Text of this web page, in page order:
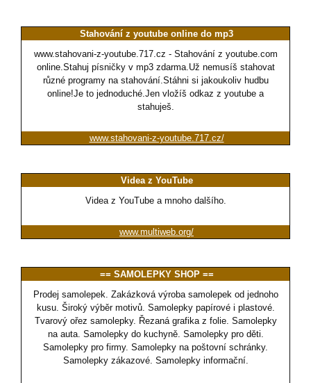
Stahování z youtube online do mp3
www.stahovani-z-youtube.717.cz - Stahování z youtube.com
online.Stahuj písničky v mp3 zdarma.Už nemusíš stahovat
různé programy na stahování.Stáhni si jakoukoliv hudbu
online!Je to jednoduché.Jen vložíš odkaz z youtube a
stahuješ.
www.stahovani-z-youtube.717.cz/
Videa z YouTube
Videa z YouTube a mnoho dalšího.
www.multiweb.org/
== SAMOLEPKY SHOP ==
Prodej samolepek. Zakázková výroba samolepek od jednoho
kusu. Široký výběr motivů. Samolepky papírové i plastové.
Tvarový ořez samolepky. Řezaná grafika z folie. Samolepky
na auta. Samolepky do kuchyně. Samolepky pro děti.
Samolepky pro firmy. Samolepky na poštovní schránky.
Samolepky zákazové. Samolepky informační.